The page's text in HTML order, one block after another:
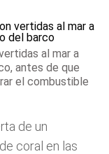
al mar a
antes de que
el combustible
de un
coral en las